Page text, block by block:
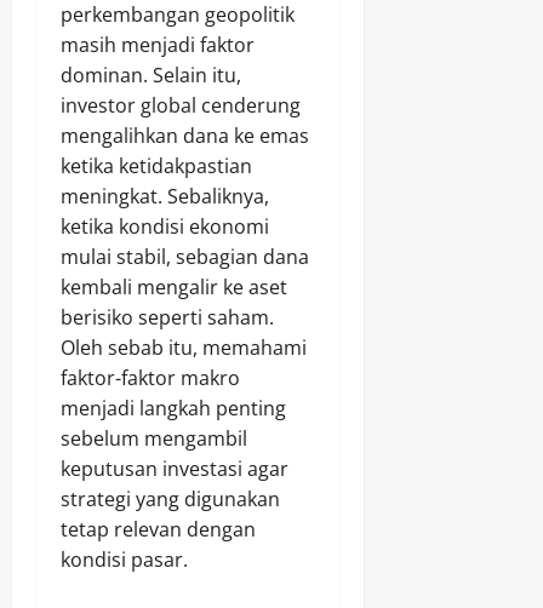
perkembangan geopolitik
masih menjadi faktor
dominan. Selain itu,
investor global cenderung
mengalihkan dana ke emas
ketika ketidakpastian
meningkat. Sebaliknya,
ketika kondisi ekonomi
mulai stabil, sebagian dana
kembali mengalir ke aset
berisiko seperti saham.
Oleh sebab itu, memahami
faktor-faktor makro
menjadi langkah penting
sebelum mengambil
keputusan investasi agar
strategi yang digunakan
tetap relevan dengan
kondisi pasar.